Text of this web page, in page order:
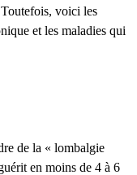
voici les
et les maladies qui
de la « lombalgie
en moins de 4 à 6